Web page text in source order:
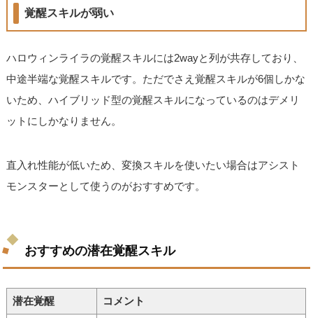
覚醒スキルが弱い
ハロウィンライラの覚醒スキルには2wayと列が共存しており、
中途半端な覚醒スキルです。ただでさえ覚醒スキルが6個しかな
いため、ハイブリッド型の覚醒スキルになっているのはデメリ
ットにしかなりません。
直入れ性能が低いため、変換スキルを使いたい場合はアシスト
モンスターとして使うのがおすすめです。
おすすめの潜在覚醒スキル
潜在覚醒 コメント